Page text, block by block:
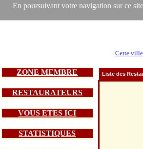
En poursuivant votre navigation sur ce
Cette
ZONE MEMBRE
RESTAURATEURS
VOUS ETES ICI
STATISTIQUES
Liste des